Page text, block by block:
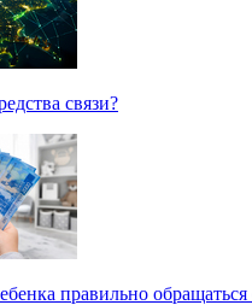
связи?
правильно обращаться